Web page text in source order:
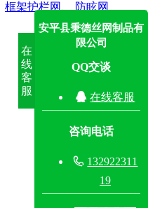
框架护栏网 防眩网
在
线
客
服
安平县秉德丝网制品有
限公司
QQ交谈
 在线客服
咨询电话
 132922311
19